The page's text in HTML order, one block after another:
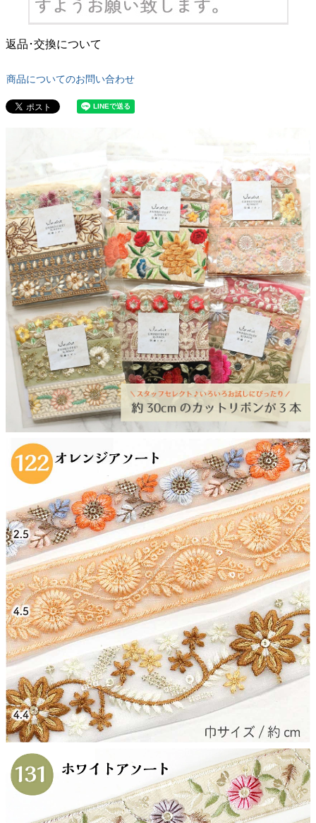
返品･交換について
商品についてのお問い合わせ